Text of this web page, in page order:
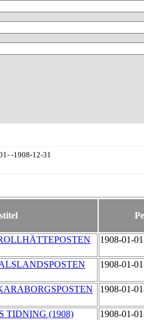
-1908-12-31
1908-01-
1908-01-
1908-01-
TIDNING (1908)
1908-01-